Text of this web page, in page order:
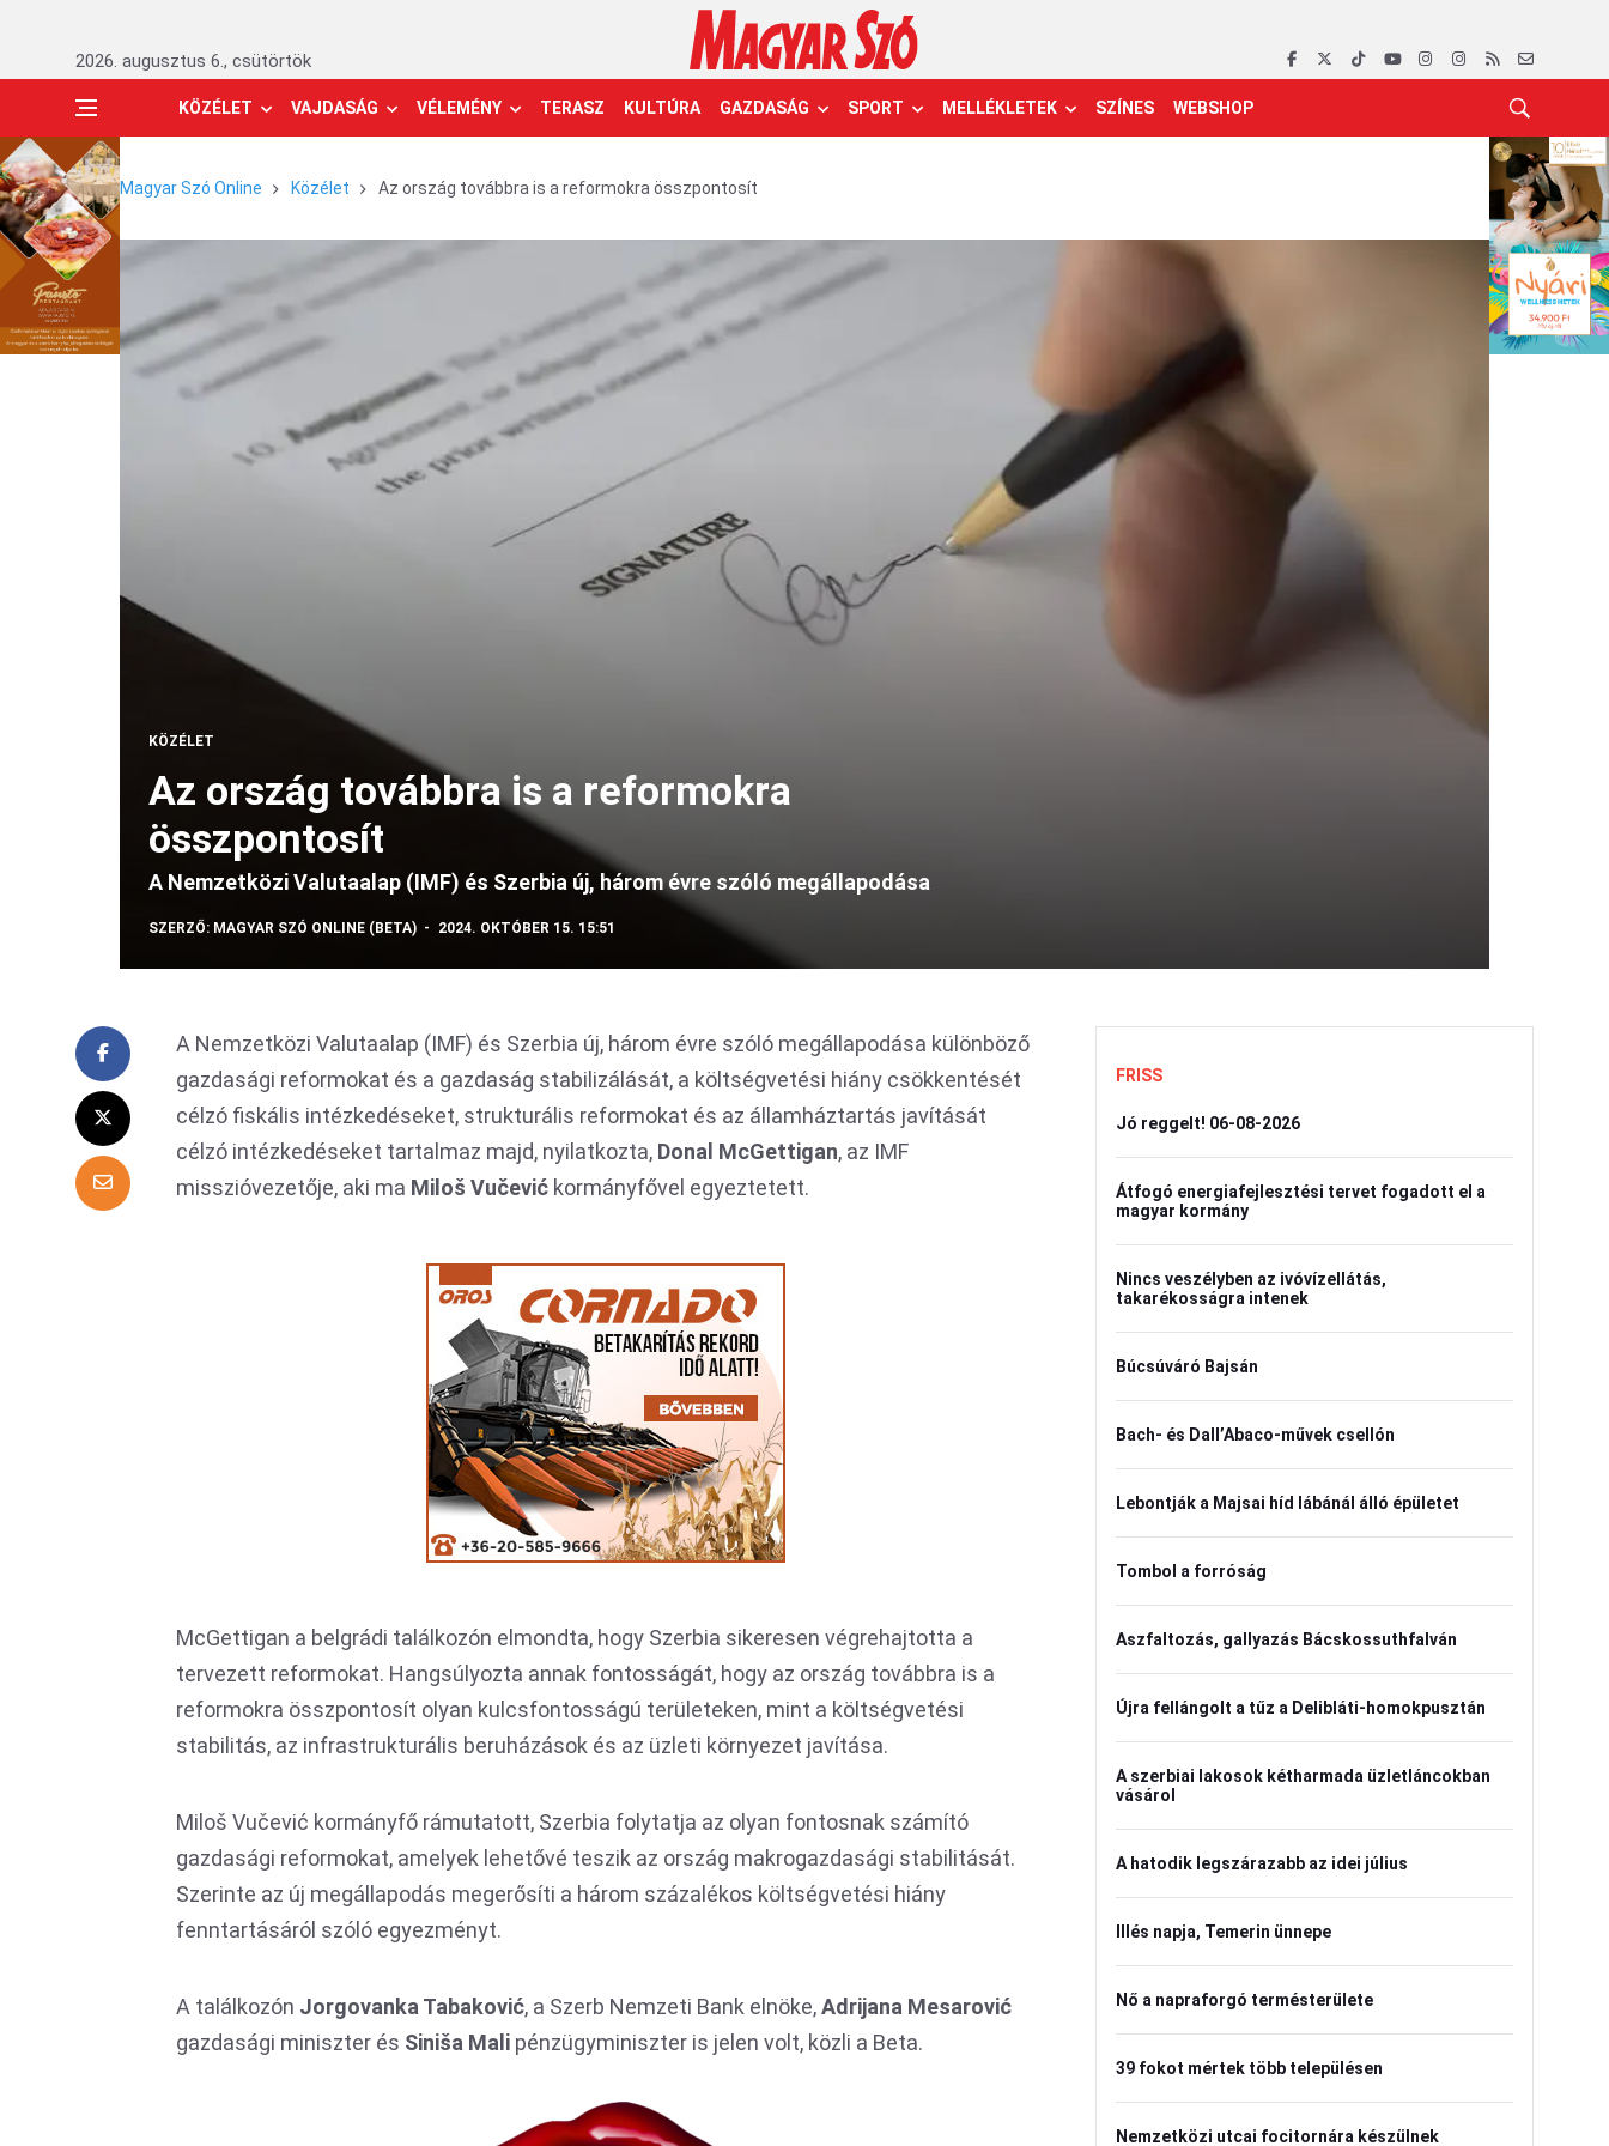
2026. augusztus 6., csütörtök
KÖZÉLET VAJDASÁG VÉLEMÉNY TERASZ KULTÚRA GAZDASÁG SPORT MELLÉKLETEK SZÍNES WEBSHOP
Magyar Szó Online Közélet Az ország továbbra is a reformokra összpontosít
KÖZÉLET
Az ország továbbra is a reformokra
összpontosít
A Nemzetközi Valutaalap (IMF) és Szerbia új, három évre szóló megállapodása
SZERZŐ: MAGYAR SZÓ ONLINE (BETA) 2024. OKTÓBER 15. 15:51
A Nemzetközi Valutaalap (IMF) és Szerbia új, három évre szóló megállapodása különböző
gazdasági reformokat és a gazdaság stabilizálását, a költségvetési hiány csökkentését
célzó fiskális intézkedéseket, strukturális reformokat és az államháztartás javítását
célzó intézkedéseket tartalmaz majd, nyilatkozta, Donal McGettigan, az IMF
misszióvezetője, aki ma Miloš Vučević kormányfővel egyeztetett.
McGettigan a belgrádi találkozón elmondta, hogy Szerbia sikeresen végrehajtotta a
tervezett reformokat. Hangsúlyozta annak fontosságát, hogy az ország továbbra is a
reformokra összpontosít olyan kulcsfontosságú területeken, mint a költségvetési
stabilitás, az infrastrukturális beruházások és az üzleti környezet javítása.
Miloš Vučević kormányfő rámutatott, Szerbia folytatja az olyan fontosnak számító
gazdasági reformokat, amelyek lehetővé teszik az ország makrogazdasági stabilitását.
Szerinte az új megállapodás megerősíti a három százalékos költségvetési hiány
fenntartásáról szóló egyezményt.
A találkozón Jorgovanka Tabaković, a Szerb Nemzeti Bank elnöke,Adrijana Mesarović
gazdasági miniszter és Siniša Mali pénzügyminiszter is jelen volt, közli a Beta.
FRISS
Jó reggelt! 06-08-2026
Átfogó energiafejlesztési tervet fogadott el a
magyar kormány
Nincs veszélyben az ivóvízellátás,
takarékosságra intenek
Búcsúváró Bajsán
Bach- és Dall’Abaco-művek csellón
Lebontják a Majsai híd lábánál álló épületet
Tombol a forróság
Aszfaltozás, gallyazás Bácskossuthfalván
Újra fellángolt a tűz a Delibláti-homokpusztán
A szerbiai lakosok kétharmada üzletláncokban
vásárol
A hatodik legszárazabb az idei július
Illés napja, Temerin ünnepe
Nő a napraforgó termésterülete
39 fokot mértek több településen
Nemzetközi utcai focitornára készülnek